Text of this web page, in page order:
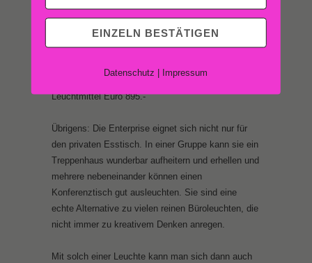
einer 300 cm Zuleitung und einschließlich
Leuchtmittel Euro 895.-
Übrigens: Die Enterprise eignet sich nicht nur für
den privaten Esstisch. In einer Gruppe kann sie ein
Treppenhaus wunderbar aufheitern und erhellen und
mehrere nebeneinander können einen
Konferenztisch gut ausleuchten. Sie sind eine
echte Alternative zu vielen reinen Büroleuchten, die
nicht immer zu kreativem Denken anregen.
Mit solch einer Leuchte kann man sich dann auch
EINZELN BESTÄTIGEN
Datenschutz | Impressum